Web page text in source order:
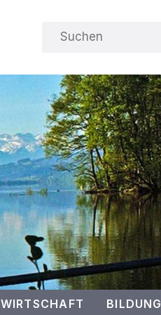
Suchbegriff
WIRTSCHAFT BILDUNG